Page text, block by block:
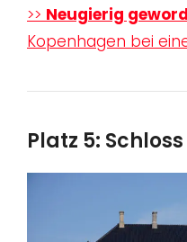
>> Neugierig
Kopenhagen bei
Platz 5: